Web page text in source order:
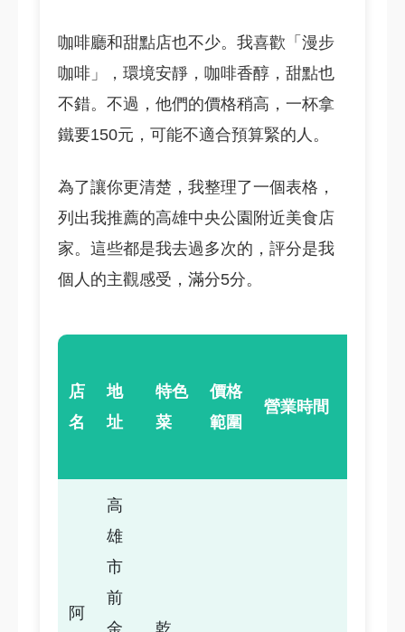
咖啡廳和甜點店也不少。我喜歡「漫步
咖啡」，環境安靜，咖啡香醇，甜點也
不錯。不過，他們的價格稍高，一杯拿
鐵要150元，可能不適合預算緊的人。
為了讓你更清楚，我整理了一個表格，
列出我推薦的高雄中央公園附近美食店
家。這些都是我去過多次的，評分是我
個人的主觀感受，滿分5分。
店
名
地
址
特色
菜
價格
範圍
營業時間
阿
高
雄
市
前
金
乾